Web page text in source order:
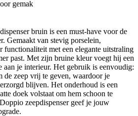
gemak
bruin is een must-have voor de
Gemaakt van stevig porselein,
functionaliteit met een elegante uitstraling
past. Met zijn bruine kleur voegt hij een
je interieur. Het gebruik is eenvoudig:
de zeep vrij te geven, waardoor je
blijven. Het onderhoud is een
doek volstaat om hem schoon te
zeepdispenser geef je jouw